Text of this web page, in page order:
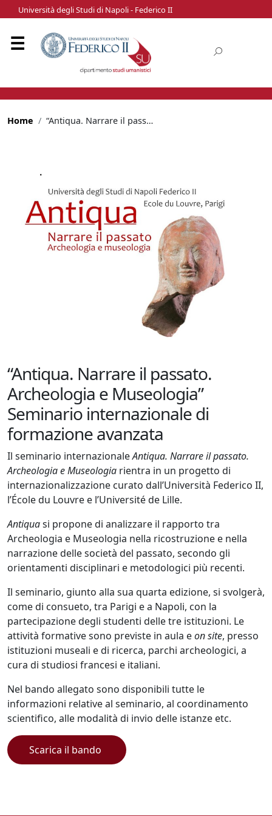
Università degli Studi di Napoli - Federico II
Home “Antiqua. Narrare il passato. Archeologia e Museologia” Seminario internazionale di formazione avanzata
“Antiqua. Narrare il passato.
Archeologia e Museologia”
Seminario internazionale di
formazione avanzata
Il seminario internazionaleAntiqua. Narrare il passato.
Archeologia e Museologia rientra in un progetto di
internazionalizzazione curato dall’Università Federico II,
l’École du Louvre e l’Université de Lille.
Antiquasi propone di analizzare il rapporto tra
Archeologia e Museologia nella ricostruzione e nella
narrazione delle società del passato, secondo gli
orientamenti disciplinari e metodologici più recenti.
Il seminario, giunto alla sua quarta edizione, si svolgerà,
come di consueto, tra Parigi e a Napoli, con la
partecipazione degli studenti delle tre istituzioni. Le
attività formative sono previste in aula eon site, presso
istituzioni museali e di ricerca, parchi archeologici, a
cura di studiosi francesi e italiani.
Nel bando allegato sono disponibili tutte le
informazioni relative al seminario, al coordinamento
scientifico, alle modalità di invio delle istanze etc.
Scarica il bando